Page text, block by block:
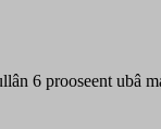
6 prooseent ubâ